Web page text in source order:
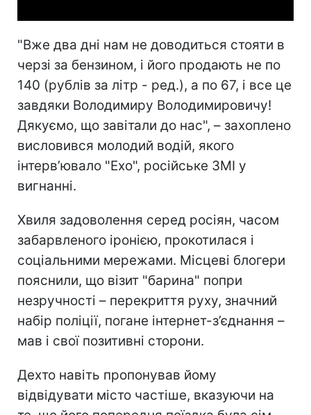
"Вже два дні нам не доводиться стояти в
черзі за бензином, і його продають не по
140 (рублів за літр - ред.), а по 67, і все це
завдяки Володимиру Володимировичу!
Дякуємо, що завітали до нас", – захоплено
висловився молодий водій, якого
інтерв’ювало "Ехо", російське ЗМІ у
вигнанні.
Хвиля задоволення серед росіян, часом
забарвленого іронією, прокотилася і
соціальними мережами. Місцеві блогери
пояснили, що візит "барина" попри
незручності – перекриття руху, значний
набір поліції, погане інтернет-з’єднання –
мав і свої позитивні сторони.
Дехто навіть пропонував йому
відвідувати місто частіше, вказуючи на